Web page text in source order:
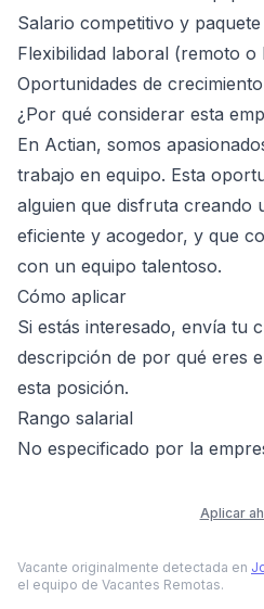
Salario competitivo y
Flexibilidad laboral (remoto o
Oportunidades de
¿Por qué considerar esta
En Actian, somos
trabajo en equipo. Esta
alguien que disfruta creando
eficiente y acogedor, y que
con un equipo talentoso.
Cómo aplicar
Si estás interesado, envía tu
descripción de por qué eres
esta posición.
Rango salarial
No especificado por la
Aplicar
Vacante originalmente detectada en
el equipo de Vacantes Remotas.